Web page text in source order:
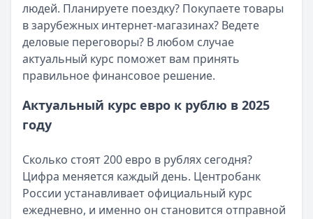
Срок: до
60мес.
15.9 %
Рейтинг:
(16 отзывов)
Азиатско-Тихоокеанский Банк
— Наличными
Сумма:
5 000 000
Срок: до84мес.
ПСК:41.5%
Рейтинг:
Банк ЗЕНИТ
— Наличными
Сумма: 100 000 5 000 000
Срок: до60
MoneyMan— Онлайн
до 100 000 ₽
Срок:
до 364 дней
Рейтинг:
(18 отзывов)
Турбозайм
— Займ
Сумма:до 30 000 ₽
Срок:до 21 дней
Рейтинг:
людей. Планируете поездку? Покупаете товары
в зарубежных интернет-магазинах? Ведете
деловые переговоры? В любом случае
актуальный курс поможет вам принять
правильное финансовое решение.
Актуальный курс евро к рублю в 2025
году
Сколько стоят 200 евро в рублях сегодня?
Цифра меняется каждый день. Центробанк
России устанавливает официальный курс
ежедневно, и именно он становится отправной